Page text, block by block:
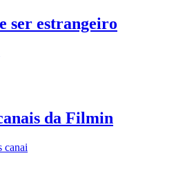
ser estrangeiro
da Filmin
canai